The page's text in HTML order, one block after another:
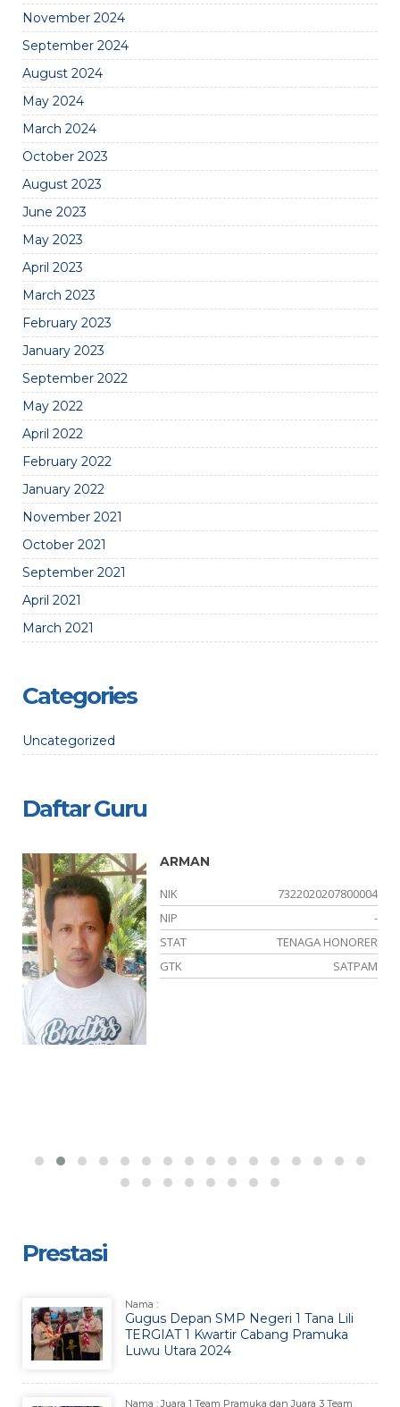
November 2024
September 2024
August 2024
May 2024
March 2024
October 2023
August 2023
June 2023
May 2023
April 2023
March 2023
February 2023
January 2023
September 2022
May 2022
April 2022
February 2022
January 2022
November 2021
October 2021
September 2021
April 2021
March 2021
Categories
Uncategorized
Daftar Guru
-
ICIH, S. Sos
NIK
7322024101710004
197101011998022006
STAT
PNS
GTK
KEPALA TU
Prestasi
Nama :
Gugus Depan SMP Negeri 1 Tana Lili
TERGIAT 1 Kwartir Cabang Pramuka
Luwu Utara 2024
Nama : Juara 1 Team Pramuka dan Juara 3 Team